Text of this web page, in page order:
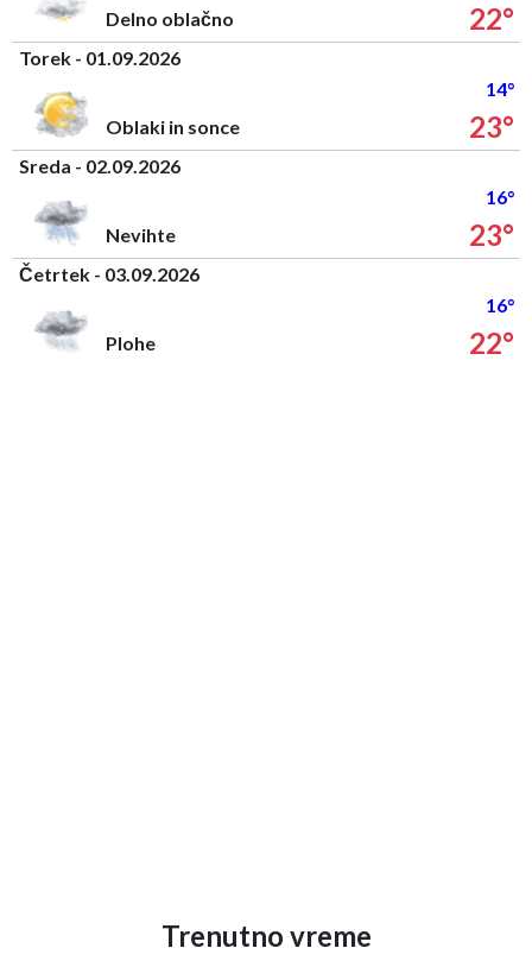
Delno oblačno
22°
Torek - 01.09.2026
14°
Oblaki in sonce
23°
Sreda - 02.09.2026
16°
Nevihte
23°
Četrtek - 03.09.2026
16°
Plohe
22°
Trenutno vreme